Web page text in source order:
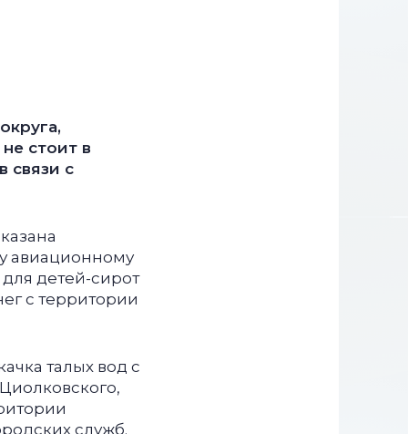
стоит в
связи с
авиационному
детей-сирот
с территории
талых вод с
служб.